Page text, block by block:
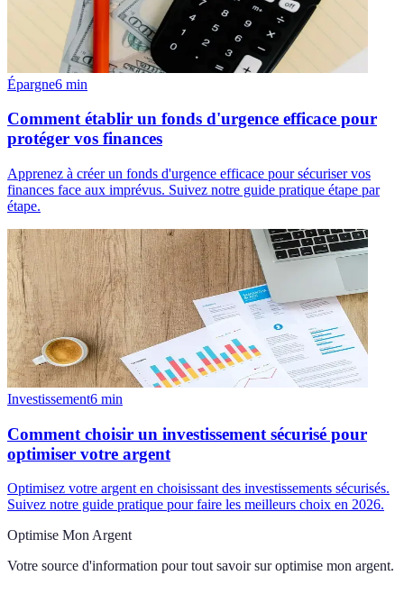
Épargne6 min
Comment établir un fonds d'urgence efficace pour
protéger vos finances
Apprenez à créer un fonds d'urgence efficace pour sécuriser vos
finances face aux imprévus. Suivez notre guide pratique étape par
étape.
Investissement6 min
Comment choisir un investissement sécurisé pour
optimiser votre argent
Optimisez votre argent en choisissant des investissements sécurisés.
Suivez notre guide pratique pour faire les meilleurs choix en 2026.
Optimise Mon Argent
Votre source d'information pour tout savoir sur optimise mon argent.